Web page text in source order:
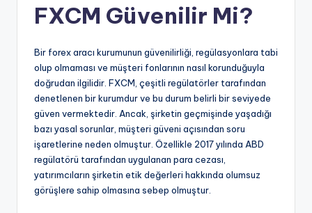
FXCM Güvenilir Mi?
Bir forex aracı kurumunun güvenilirliği, regülasyonlara tabi
olup olmaması ve müşteri fonlarının nasıl korunduğuyla
doğrudan ilgilidir. FXCM, çeşitli regülatörler tarafından
denetlenen bir kurumdur ve bu durum belirli bir seviyede
güven vermektedir. Ancak, şirketin geçmişinde yaşadığı
bazı yasal sorunlar, müşteri güveni açısından soru
işaretlerine neden olmuştur. Özellikle 2017 yılında ABD
regülatörü tarafından uygulanan para cezası,
yatırımcıların şirketin etik değerleri hakkında olumsuz
görüşlere sahip olmasına sebep olmuştur.